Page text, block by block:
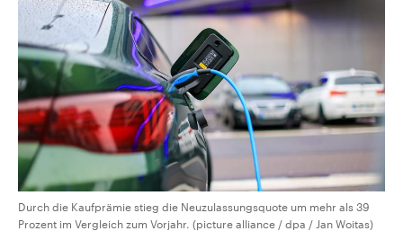
Audio-Archiv
Durch die Kaufprämie stieg die Neuzulassungsquote um mehr als 39
Prozent im Vergleich zum Vorjahr. (picture alliance / dpa / Jan Woitas)